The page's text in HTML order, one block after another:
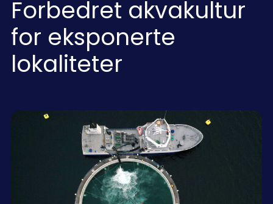
Forbedret akvakultur
for eksponerte
lokaliteter